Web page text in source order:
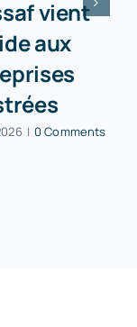
vient
aux
| 0 Comments